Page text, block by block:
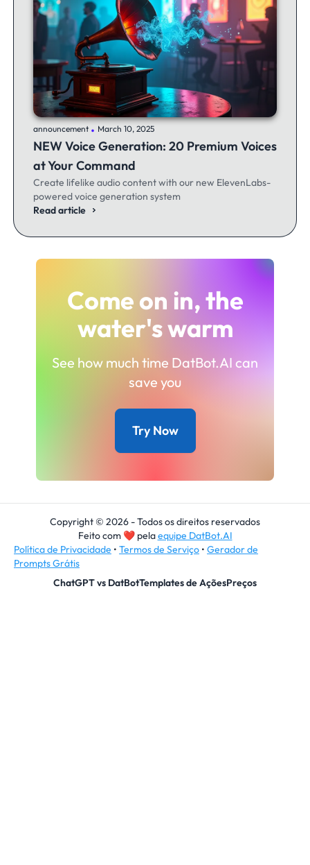
announcement .March 10, 2025
NEW Voice Generation: 20 Premium Voices
at Your Command
Create lifelike audio content with our new ElevenLabs-
powered voice generation system
Read article
Come on in, the
water's warm
See how much time DatBot.AI can
save you
Try Now
Copyright © 2026 - Todos os direitos reservados
Feito com ❤pelaequipe DatBot.AI
Política de Privacidade • Termos de Serviço • Gerador de
Prompts Grátis
ChatGPT vs DatBotTemplates de AçõesPreços